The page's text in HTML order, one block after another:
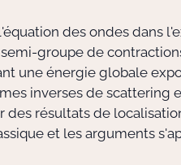
des ondes dans
groupe de
une énergie globale
inverses de scattering
résultats de
et les arguments